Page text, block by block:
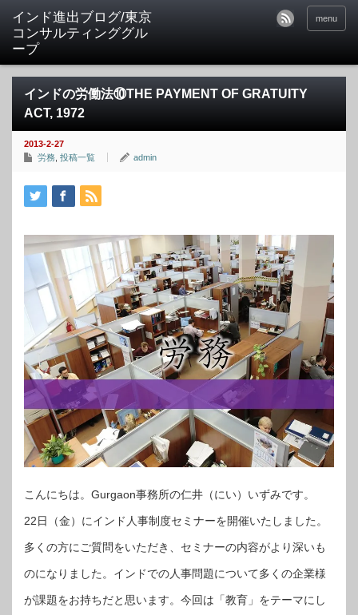
インド進出ブログ/東京
コンサルティンググル
ープ
menu
インドの労働法⑩THE PAYMENT OF GRATUITY
ACT, 1972
2013-2-27
労務 投稿一覧 admin
こんにちは。Gurgaon事務所の仁井（にい）いずみです。
22日（金）にインド人事制度セミナーを開催いたしました。
多くの方にご質問をいただき、セミナーの内容がより深いも
のになりました。インドでの人事問題について多くの企業様
が課題をお持ちだと思います。今回は「教育」をテーマにし